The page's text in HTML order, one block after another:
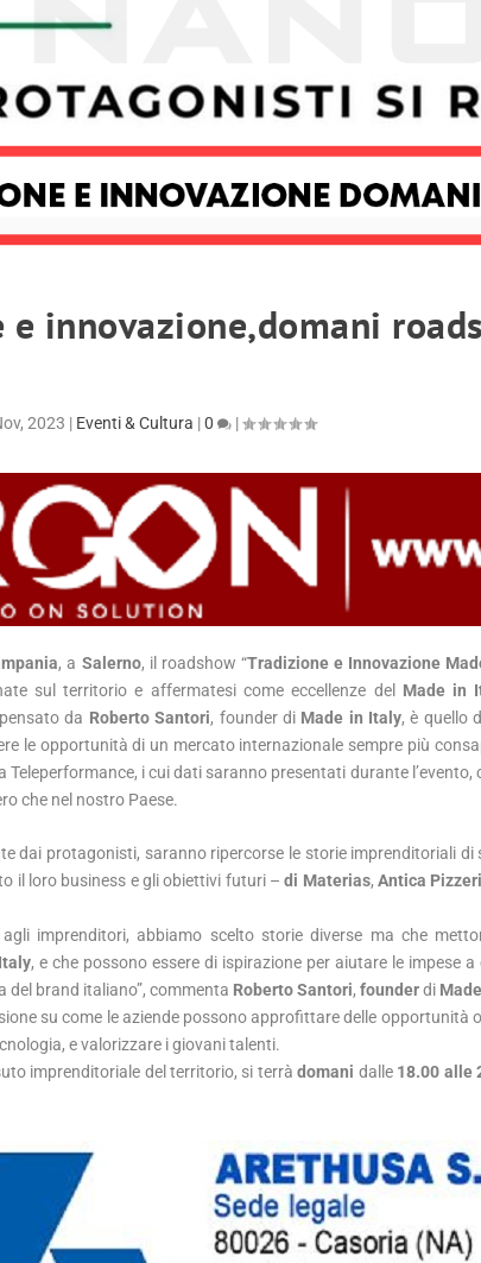
e innovazione,domani
2023 | Eventi & Cultura |0 |
, a Salerno, il roadshow “Tradizione e Innovazione
sul territorio e affermatesi come eccellenze del Made in
da Roberto Santori, founder di Made in Italy, è quello
le opportunità di un mercato internazionale sempre più
i cui dati saranno presentati durante l’evento,
che nel nostro Paese.
dai protagonisti, saranno ripercorse le storie imprenditoriali di
il loro business e gli obiettivi futuri –di Materias, Antica
agli imprenditori, abbiamo scelto storie diverse ma che
, e che possono essere di ispirazione per aiutare le impese
brand italiano”, commenta Roberto Santori,founderdi
su come le aziende possono approfittare delle
e valorizzare i giovani talenti.
imprenditoriale del territorio, si terràdomani dalle 18.00 alle